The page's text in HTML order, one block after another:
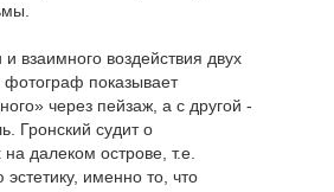
взаимного воздействия двух
фотограф показывает
через пейзаж, а с другой -
Гронский судит о
далеком острове, т.е.
именно то, что